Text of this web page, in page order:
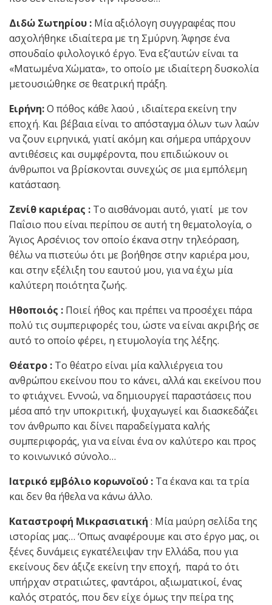
Διδώ Σωτηρίου : Μία αξιόλογη συγγραφέας που
ασχολήθηκε ιδιαίτερα με τη Σμύρνη. Άφησε ένα
σπουδαίο φιλολογικό έργο. Ένα εξ’αυτών είναι τα
«Ματωμένα Χώματα», το οποίο με ιδιαίτερη δυσκολία
μετουσιώθηκε σε θεατρική πράξη.
Ειρήνη:Ο πόθος κάθε λαού , ιδιαίτερα εκείνη την
εποχή. Και βέβαια είναι το απόσταγμα όλων των λαών
να ζουν ειρηνικά, γιατί ακόμη και σήμερα υπάρχουν
αντιθέσεις και συμφέροντα, που επιδιώκουν οι
άνθρωποι να βρίσκονται συνεχώς σε μια εμπόλεμη
κατάσταση.
Ζενίθ καριέρας : Το αισθάνομαι αυτό, γιατί με τον
Παΐσιο που είναι περίπου σε αυτή τη θεματολογία, ο
Άγιος Αρσένιος τον οποίο έκανα στην τηλεόραση,
θέλω να πιστεύω ότι με βοήθησε στην καριέρα μου,
και στην εξέλιξη του εαυτού μου, για να έχω μία
καλύτερη ποιότητα ζωής.
Ηθοποιός : Ποιεί ήθος και πρέπει να προσέχει πάρα
πολύ τις συμπεριφορές του, ώστε να είναι ακριβής σε
αυτό το οποίο φέρει, η ετυμολογία της λέξης.
Θέατρο : Το θέατρο είναι μία καλλιέργεια του
ανθρώπου εκείνου που το κάνει, αλλά και εκείνου που
το φτιάχνει. Εννοώ, να δημιουργεί παραστάσεις που
μέσα από την υποκριτική, ψυχαγωγεί και διασκεδάζει
τον άνθρωπο και δίνει παραδείγματα καλής
συμπεριφοράς, για να είναι ένα ον καλύτερο και προς
το κοινωνικό σύνολο…
Ιατρικό εμβόλιο κορωνοϊού : Τα έκανα και τα τρία
και δεν θα ήθελα να κάνω άλλο.
Καταστροφή Μικρασιατική : Μία μαύρη σελίδα της
ιστορίας μας… ‘Οπως αναφέρουμε και στο έργο μας, οι
ξένες δυνάμεις εγκατέλειψαν την Ελλάδα, που για
εκείνους δεν άξιζε εκείνη την εποχή, παρά το ότι
υπήρχαν στρατιώτες, φαντάροι, αξιωματικοί, ένας
καλός στρατός, που δεν είχε όμως την πείρα της